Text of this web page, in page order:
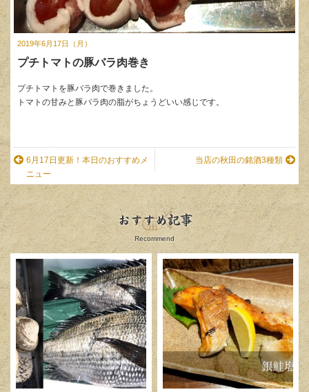
2019年6月17日（月）
プチトマトの豚バラ肉巻き
プチトマトを豚バラ肉で巻きました。
トマトの甘みと豚バラ肉の脂がちょうどいい感じです。
6月17日更新！本日のおすすめメ
ニュー
当店の秋田の銘酒3種類
おすすめ記事
Recommend